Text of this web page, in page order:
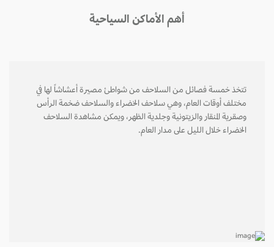
أهم الأماكن السياحية
تتخذ خمسة فصائل من السلاحف من شواطئ مصيرة أعشاشاً لها في
مختلف أوقات العام، وهي سلاحف الخضراء والسلاحف ضخمة الرأس
وصقرية المنقار والزيتونية وجلدية الظهر، ويمكن مشاهدة السلاحف
الخضراء خلال الليل على مدار العام.